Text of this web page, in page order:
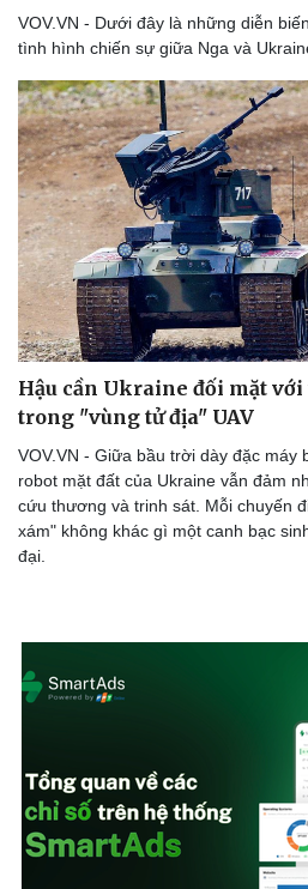
VOV.VN - Dưới đây là những diễn
tình hình chiến sự giữa Nga và
Hậu cần Ukraine đối mặt
trong "vùng tử địa" UAV
VOV.VN - Giữa bầu trời dày đặc máy
robot mặt đất của Ukraine vẫn đảm
cứu thương và trinh sát. Mỗi chuyến
xám" không khác gì một canh bạc
đại.